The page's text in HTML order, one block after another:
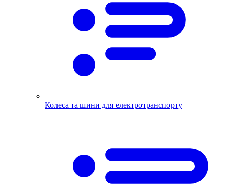
Колеса та шини для електротранспорту